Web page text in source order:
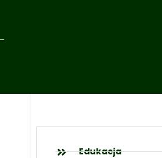
Edukacja